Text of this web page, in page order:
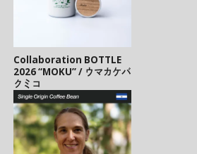
Collaboration BOTTLE
2026 “MOKU” / ウマカケバ
クミコ